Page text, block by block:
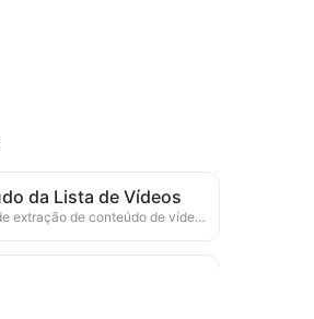
da Lista de Vídeos
Uma ferramenta eficiente de extração de conteúdo de vídeo da web, capaz de escanear rapidamente páginas da web e organizar as informações de vídeo em uma tabela Markdown estruturada.